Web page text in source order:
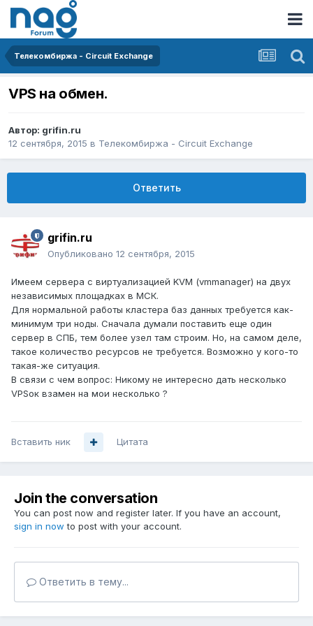
Телекомбиржа - Circuit Exchange
VPS на обмен.
Автор: grifin.ru
12 сентября, 2015 в Телекомбиржа - Circuit Exchange
Ответить
grifin.ru
Опубликовано 12 сентября, 2015
Имеем сервера с виртуализацией KVM (vmmanager) на двух
независимых площадках в МСК.
Для нормальной работы кластера баз данных требуется как-
минимум три ноды. Сначала думали поставить еще один
сервер в СПБ, тем более узел там строим. Но, на самом деле,
такое количество ресурсов не требуется. Возможно у кого-то
такая-же ситуация.
В связи с чем вопрос: Никому не интересно дать несколько
VPSок взамен на мои несколько ?
Вставить ник Цитата
Join the conversation
You can post now and register later. If you have an account,
sign in now to post with your account.
Ответить в тему...